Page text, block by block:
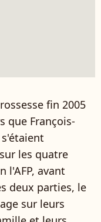
fin 2005
que François-
les quatre
l'AFP, avant
deux parties, le
sur leurs